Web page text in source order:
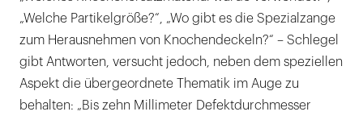
„Welche Partikelgröße?“, „Wo gibt es die Spezialzange
zum Herausnehmen von Knochendeckeln?“ – Schlegel
gibt Antworten, versucht jedoch, neben dem speziellen
Aspekt die übergeordnete Thematik im Auge zu
behalten: „Bis zehn Millimeter Defektdurchmesser